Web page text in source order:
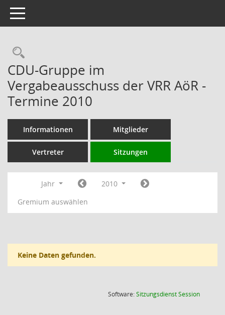
Toggle navigation
Rechercheauswahl
CDU-Gruppe im
Vergabeausschuss der VRR AöR -
Termine 2010
Informationen Mitglieder
Vertreter Sitzungen
Jahr
2010
Gremium auswählen
Keine Daten gefunden.
Software:SitzungsdienstSession(Wird in